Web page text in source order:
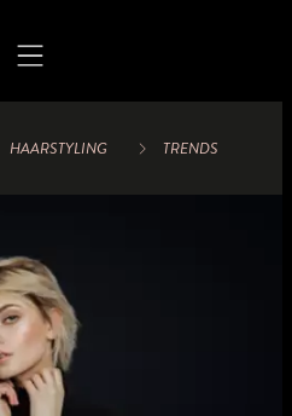
HAARSTYLING TRENDS